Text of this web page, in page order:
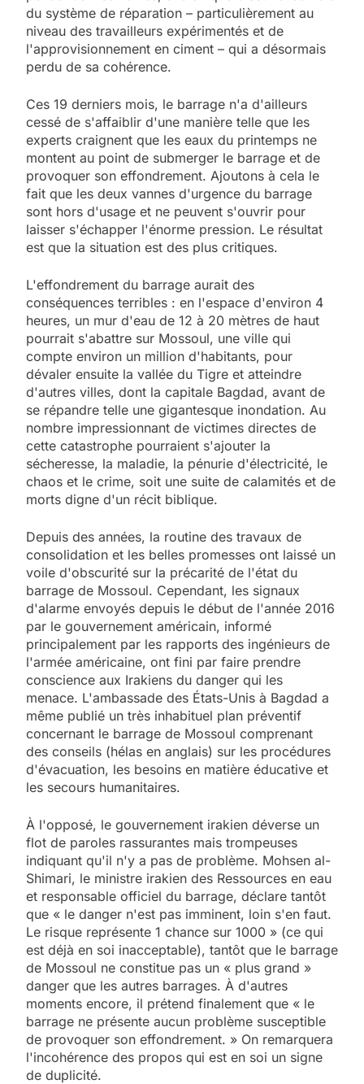
du système de réparation – particulièrement au
niveau des travailleurs expérimentés et de
l'approvisionnement en ciment – qui a désormais
perdu de sa cohérence.
Ces 19 derniers mois, le barrage n'a d'ailleurs
cessé de s'affaiblir d'une manière telle que les
experts craignent que les eaux du printemps ne
montent au point de submerger le barrage et de
provoquer son effondrement. Ajoutons à cela le
fait que les deux vannes d'urgence du barrage
sont hors d'usage et ne peuvent s'ouvrir pour
laisser s'échapper l'énorme pression. Le résultat
est que la situation est des plus critiques.
L'effondrement du barrage aurait des
conséquences terribles : en l'espace d'environ 4
heures, un mur d'eau de 12 à 20 mètres de haut
pourrait s'abattre sur Mossoul, une ville qui
compte environ un million d'habitants, pour
dévaler ensuite la vallée du Tigre et atteindre
d'autres villes, dont la capitale Bagdad, avant de
se répandre telle une gigantesque inondation. Au
nombre impressionnant de victimes directes de
cette catastrophe pourraient s'ajouter la
sécheresse, la maladie, la pénurie d'électricité, le
chaos et le crime, soit une suite de calamités et de
morts digne d'un récit biblique.
Depuis des années, la routine des travaux de
consolidation et les belles promesses ont laissé un
voile d'obscurité sur la précarité de l'état du
barrage de Mossoul. Cependant, les signaux
d'alarme envoyés depuis le début de l'année 2016
par le gouvernement américain, informé
principalement par les rapports des ingénieurs de
l'armée américaine, ont fini par faire prendre
conscience aux Irakiens du danger qui les
menace. L'ambassade des États-Unis à Bagdad a
même publié un très inhabituel plan préventif
concernant le barrage de Mossoul comprenant
des conseils (hélas en anglais) sur les procédures
d'évacuation, les besoins en matière éducative et
les secours humanitaires.
À l'opposé, le gouvernement irakien déverse un
flot de paroles rassurantes mais trompeuses
indiquant qu'il n'y a pas de problème. Mohsen al-
Shimari, le ministre irakien des Ressources en eau
et responsable officiel du barrage, déclare tantôt
que « le danger n'est pas imminent, loin s'en faut.
Le risque représente 1 chance sur 1000 » (ce qui
est déjà en soi inacceptable), tantôt que le barrage
de Mossoul ne constitue pas un « plus grand »
danger que les autres barrages. À d'autres
moments encore, il prétend finalement que « le
barrage ne présente aucun problème susceptible
de provoquer son effondrement. » On remarquera
l'incohérence des propos qui est en soi un signe
de duplicité.